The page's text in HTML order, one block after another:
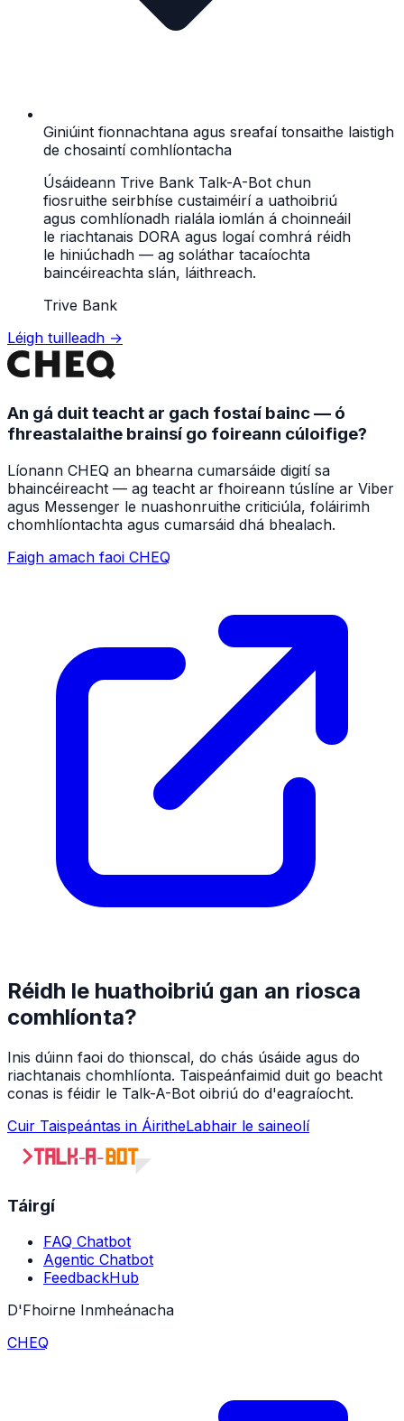
Giniúint fionnachtana agus sreafaí tonsaithe laistigh
de chosaintí comhlíontacha
Úsáideann Trive Bank Talk-A-Bot chun
fiosruithe seirbhíse custaiméirí a uathoibriú
agus comhlíonadh rialála iomlán á choinneáil
le riachtanais DORA agus logaí comhrá réidh
le hiniúchadh — ag soláthar tacaíochta
baincéireachta slán, láithreach.
Trive Bank
Léigh tuilleadh →
An gá duit teacht ar gach fostaí bainc — ó
fhreastalaithe brainsí go foireann cúloifige?
Líonann CHEQ an bhearna cumarsáide digití sa
bhaincéireacht — ag teacht ar fhoireann túslíne ar Viber
agus Messenger le nuashonruithe criticiúla, foláirimh
chomhlíontachta agus cumarsáid dhá bhealach.
Faigh amach faoi CHEQ
Réidh le huathoibriú gan an riosca
comhlíonta?
Inis dúinn faoi do thionscal, do chás úsáide agus do
riachtanais chomhlíonta. Taispeánfaimid duit go beacht
conas is féidir le Talk-A-Bot oibriú do d'eagraíocht.
Cuir Taispeántas in ÁiritheLabhair le saineolí
Táirgí
FAQ Chatbot
Agentic Chatbot
FeedbackHub
D'Fhoirne Inmheánacha
CHEQ